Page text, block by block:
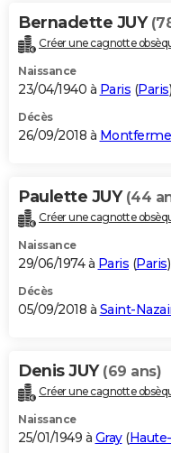
Bernadette JUY
Créer une cagnotte
Naissance
23/04/1940 à Paris (Paris)
Décès
26/09/2018 à
Paulette JUY (44
Créer une cagnotte
Naissance
29/06/1974 à Paris (Paris)
Décès
05/09/2018 à Saint-
Denis JUY (69 ans)
Créer une cagnotte
Naissance
25/01/1949 à Gray(